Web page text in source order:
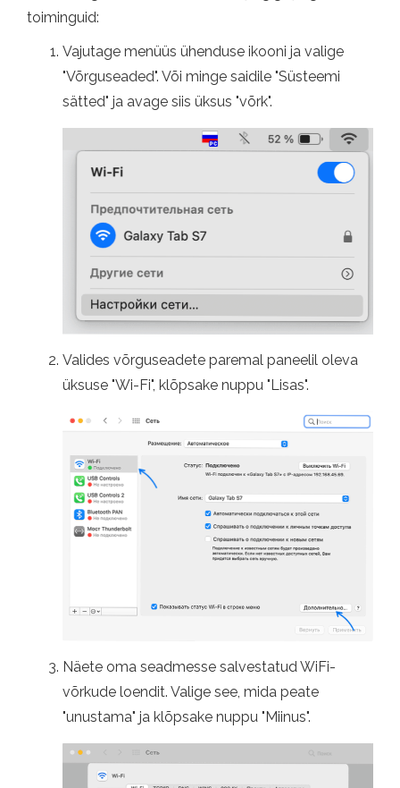
toiminguid:
Vajutage menüüs ühenduse ikooni ja valige
"Võrguseaded". Või minge saidile "Süsteemi
sätted" ja avage siis üksus "võrk".
Valides võrguseadete paremal paneelil oleva
üksuse "Wi-Fi", klõpsake nuppu "Lisas".
Näete oma seadmesse salvestatud WiFi-
võrkude loendit. Valige see, mida peate
"unustama" ja klõpsake nuppu "Miinus".